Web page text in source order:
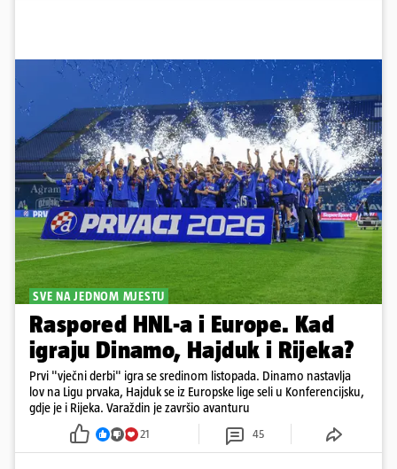
SVE NA JEDNOM MJESTU
Raspored HNL-a i Europe. Kad
igraju Dinamo, Hajduk i Rijeka?
Prvi "vječni derbi" igra se sredinom listopada. Dinamo nastavlja
lov na Ligu prvaka, Hajduk se iz Europske lige seli u Konferencijsku,
gdje je i Rijeka. Varaždin je završio avanturu
21 45